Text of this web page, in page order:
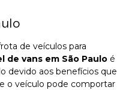
de veículos para
de vans em São Paulo é
devido aos benefícios que
o veículo pode comportar